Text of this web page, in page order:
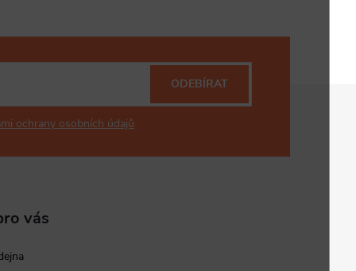
ochrany osobních údajů
ODEBÍRAT
vás